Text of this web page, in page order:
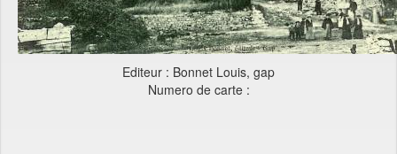
Editeur : Bonnet Louis, gap
Numero de carte :